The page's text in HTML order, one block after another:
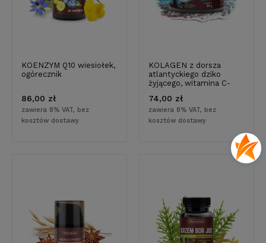
KOENZYM Q10 wiesiołek,
ogórecznik
86,00 zł
zawiera 8% VAT, bez
kosztów dostawy
KOLAGEN z dorsza
atlantyckiego dziko
żyjącego, witamina C-
74,00 zł
zawiera 8% VAT, bez
kosztów dostawy